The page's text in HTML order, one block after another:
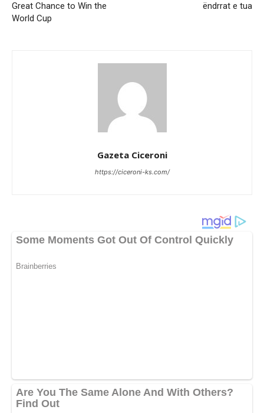
Great Chance to Win the
World Cup
ëndrrat e tua
Gazeta Ciceroni
https://ciceroni-ks.com/